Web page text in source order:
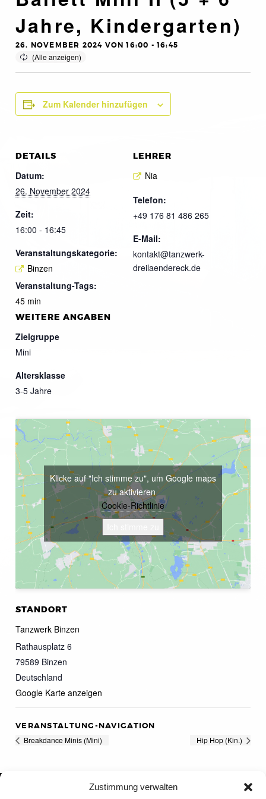
Zustimmung verwalten
Jahre, Kindergarten)
26. NOVEMBER 2024 VON 16:00 -16:45
Zum Kalender hinzufügen
DETAILS
Datum:
26. November 2024
Zeit:
16:00 - 16:45
Veranstaltungskategorie:
Binzen
Veranstaltung-Tags:
45 min
LEHRER
Nia
Telefon:
+49 176 81 486 265
E-Mail:
kontakt@tanzwerk-
dreilaendereck.de
WEITERE ANGABEN
Zielgruppe
Mini
Altersklasse
3-5 Jahre
STANDORT
Tanzwerk Binzen
Rathausplatz 6
79589 Binzen
Deutschland
Google Karte anzeigen
Klicke auf "Ich stimme zu", um Google maps
zu aktivieren
Cookie-Richtlinie
VERANSTALTUNG-NAVIGATION
Breakdance Minis (Mini) Hip Hop (Kin.)